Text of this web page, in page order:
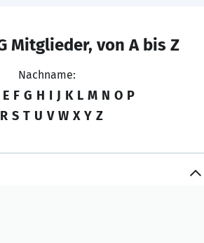
Mitglieder, von A bis Z
Nachname:
E F G H I J K L M N O P
R S T U V W X Y Z